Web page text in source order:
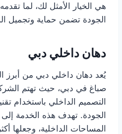
هي الخيار الأمثل لك، لما
الجودة تضمن حماية وتجميل
دهان داخلي دبي
يُعد دهان داخلي دبي من أبرز
صباغ في دبي، حيث تهتم
التصميم الداخلي باستخدام
الجودة. تهدف هذه الخدمة
المساحات الداخلية، وجعلها